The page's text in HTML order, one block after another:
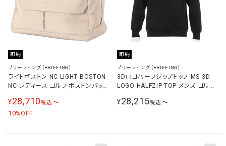
即納
ブリーフィング（BRIEFING）
ライトボストン NC LIGHT BOSTON
NC レディース ゴルフ ボストンバッグ
¥28,710税込 〜
10%OFF
即納
ブリーフィング（BRIEFING）
3Dロゴハーフジップトップ MS 3D
LOGO HALFZIP TOP メンズ ゴルフ
BRG261M10 010
¥28,215税込 〜